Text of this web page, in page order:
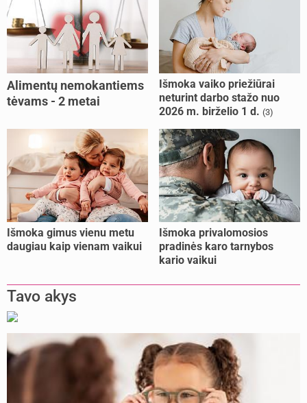
Alimentų nemokantiems
tėvams - 2 metai
Išmoka vaiko priežiūrai
neturint darbo stažo nuo
2026 m. birželio 1 d. (3)
Išmoka gimus vienu metu
daugiau kaip vienam vaikui
Išmoka privalomosios
pradinės karo tarnybos
kario vaikui
Tavo akys